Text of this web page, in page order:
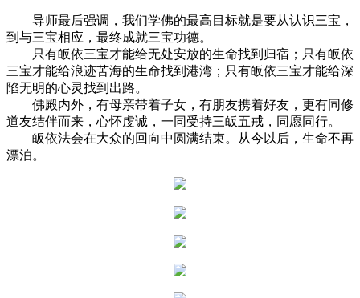
导师最后强调，我们学佛的最高目标就是要从认识三宝，
到与三宝相应，最终成就三宝功德。
只有皈依三宝才能给无处安放的生命找到归宿；只有皈依
三宝才能给浪迹苦海的生命找到港湾；只有皈依三宝才能给深
陷无明的心灵找到出路。
佛殿内外，有母亲带着子女，有朋友携着好友，更有同修
道友结伴而来，心怀虔诚，一同受持三皈五戒，同愿同行。
皈依法会在大众的回向中圆满结束。从今以后，生命不再
漂泊。